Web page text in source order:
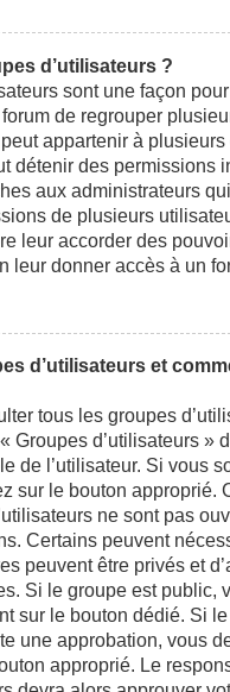
d’utilisateurs ?
sont une façon
de regrouper
appartenir à plusieurs
détenir des permissions
aux administrateurs
de plusieurs
leur accorder des
leur donner accès à un
d’utilisateurs et
tous les groupes
Groupes d’utilisateurs »
de l’utilisateur. Si vous
sur le bouton approprié.
ne sont pas
Certains peuvent
peuvent être privés et
Si le groupe est public,
sur le bouton dédié. Si
une approbation, vous
approprié. Le